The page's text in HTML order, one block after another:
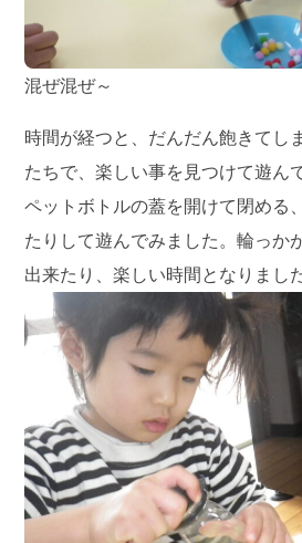
混ぜ混ぜ～
時間が経つと、だんだん飽きてし
たちで、楽しい事を見つけて遊
ペットボトルの蓋を開けて閉める
たりして遊んでみました。輪っか
出来たり、楽しい時間となりまし